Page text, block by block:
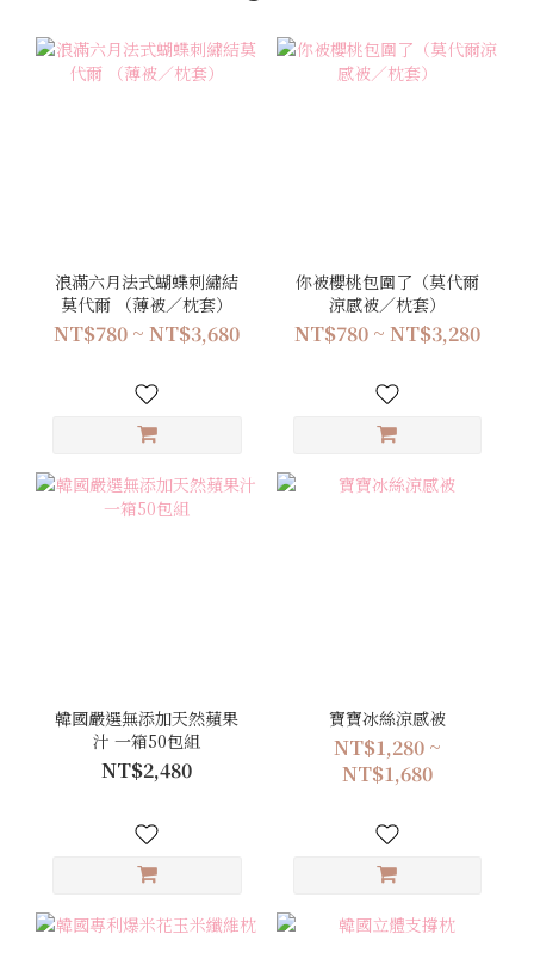
浪滿六月法式蝴蝶刺繡結
莫代爾 （薄被／枕套）
NT$780 ~ NT$3,680
你被櫻桃包圍了（莫代爾
涼感被／枕套）
NT$780 ~ NT$3,280
韓國嚴選無添加天然蘋果
汁 一箱50包組
NT$2,480
寶寶冰絲涼感被
NT$1,280 ~
NT$1,680